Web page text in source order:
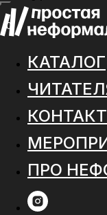
МЕНЮ
0
КАТАЛОГ
ПРО